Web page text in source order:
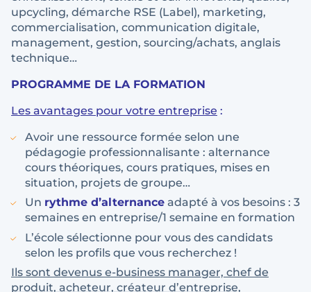
upcycling, démarche RSE (Label), marketing,
commercialisation, communication digitale,
management, gestion, sourcing/achats, anglais
technique…
PROGRAMME DE LA FORMATION
Les avantages pour votre entreprise :
Avoir une ressource formée selon une
pédagogie professionnalisante : alternance
cours théoriques, cours pratiques, mises en
situation, projets de groupe…
Un rythme d’alternance adapté à vos besoins : 3
semaines en entreprise/1 semaine en formation
L’école sélectionne pour vous des candidats
selon les profils que vous recherchez !
Ils sont devenus e-business manager, chef de
produit, acheteur, créateur d’entreprise,